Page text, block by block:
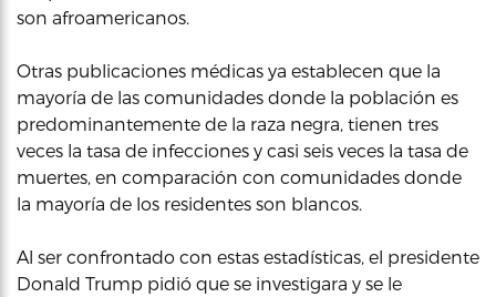
son afroamericanos.
Otras publicaciones médicas ya establecen que la
mayoría de las comunidades donde la población es
predominantemente de la raza negra, tienen tres
veces la tasa de infecciones y casi seis veces la tasa de
muertes, en comparación con comunidades donde
la mayoría de los residentes son blancos.
Al ser confrontado con estas estadísticas, el presidente
Donald Trump pidió que se investigara y se le